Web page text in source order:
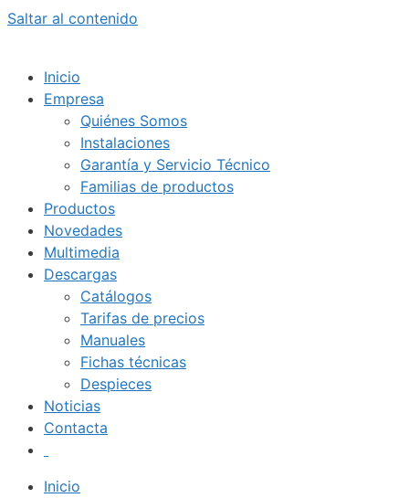
Saltar al contenido
Inicio
Empresa
Quiénes Somos
Instalaciones
Garantía y Servicio Técnico
Familias de productos
Productos
Novedades
Multimedia
Descargas
Catálogos
Tarifas de precios
Manuales
Fichas técnicas
Despieces
Noticias
Contacta
Inicio